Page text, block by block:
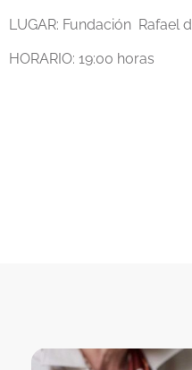
LUGAR: Fundación Rafael
HORARIO: 19:00 horas